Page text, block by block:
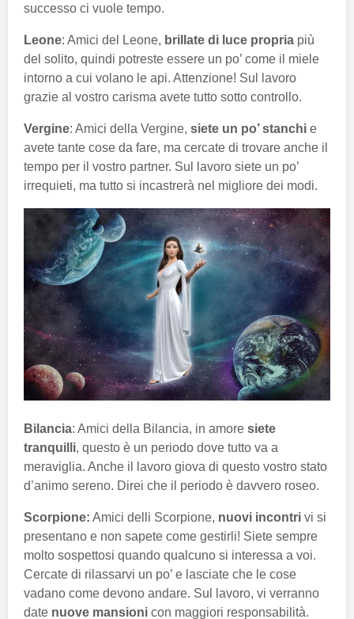
successo ci vuole tempo.
Leone: Amici del Leone, brillate di luce propria più
del solito, quindi potreste essere un po’ come il miele
intorno a cui volano le api. Attenzione! Sul lavoro
grazie al vostro carisma avete tutto sotto controllo.
Vergine: Amici della Vergine, siete un po’ stanchi e
avete tante cose da fare, ma cercate di trovare anche il
tempo per il vostro partner. Sul lavoro siete un po’
irrequieti, ma tutto si incastrerà nel migliore dei modi.
Bilancia: Amici della Bilancia, in amore siete
tranquilli, questo è un periodo dove tutto va a
meraviglia. Anche il lavoro giova di questo vostro stato
d’animo sereno. Direi che il periodo è davvero roseo.
Scorpione: Amici delli Scorpione, nuovi incontri vi si
presentano e non sapete come gestirli! Siete sempre
molto sospettosi quando qualcuno si interessa a voi.
Cercate di rilassarvi un po’ e lasciate che le cose
vadano come devono andare. Sul lavoro, vi verranno
date nuove mansioni con maggiori responsabilità.